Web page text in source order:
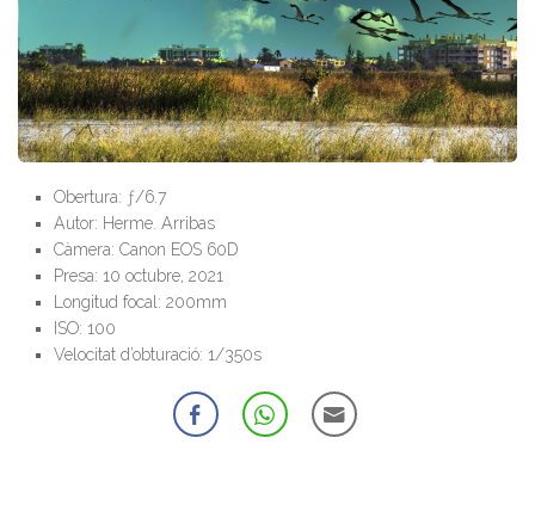
Obertura: ƒ/6.7
Autor: Herme. Arribas
Càmera: Canon EOS 60D
Presa: 10 octubre, 2021
Longitud focal: 200mm
ISO: 100
Velocitat d’obturació: 1/350s